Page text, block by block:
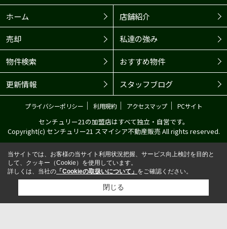
ホーム
店舗紹介
売却 私達の強み
物件検索 おすすめ物件
更新情報 スタッフブログ
プライバシーポリシー ｜ 利用規約｜ アクセスマップ｜ PCサイト
センチュリー21の加盟店はすべて独立・自営です。
Copyright(c) センチュリー21 スマイシア不動産販売 All rights reserved.
当サイトでは、お客様の当サイト利用状況把握、サービス向上検討を目的と
して、クッキー（Cookie）を使用しています。
詳しくは、当社の 「Cookieの取扱いについて」 をご確認ください。
閉じる